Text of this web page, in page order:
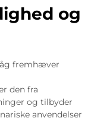
og
fremhæver
den fra
og tilbyder
anvendelser